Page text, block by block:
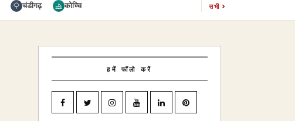
चंडीगढ़ कोच्चि सभी›
हमें फॉलो करें